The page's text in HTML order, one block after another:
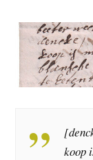
koop